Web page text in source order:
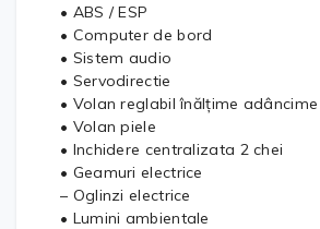
• ABS / ESP
• Computer de bord
• Sistem audio
• Servodirectie
• Volan reglabil înălțime adâncime
• Volan piele
• Inchidere centralizata 2 chei
• Geamuri electrice
– Oglinzi electrice
• Lumini ambientale